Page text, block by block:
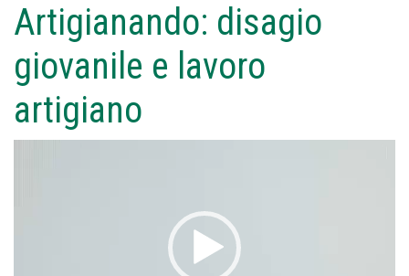
Artigianando: disagio
giovanile e lavoro
artigiano